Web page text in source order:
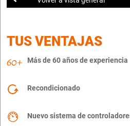
TUS VENTAJAS
Más de 60 años de experiencia
Recondicionado
Nuevo sistema de